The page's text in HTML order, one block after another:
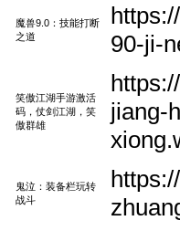
魔兽9.0：技能打断
之道
90-ji-
笑傲江湖手游激活
码，仗剑江湖，笑
傲群雄
jiang-
鬼泣：装备栏玩转
战斗